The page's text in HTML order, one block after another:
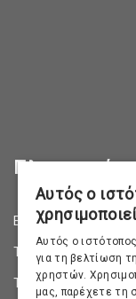
Πληροφορίες
Επικοινωνία
Τρόποι Αποστολής
Τρόποι Πληρωμής
Αυτός ο
Αυτός ο
για τη βελτίωση
χρηστών.
μας, παρέχετε τη